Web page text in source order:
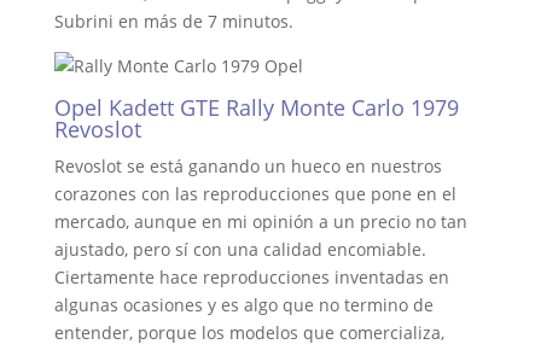
Subrini en más de 7 minutos.
Opel Kadett GTE Rally Monte Carlo 1979
Revoslot
Revoslot se está ganando un hueco en nuestros
corazones con las reproducciones que pone en el
mercado, aunque en mi opinión a un precio no tan
ajustado, pero sí con una calidad encomiable.
Ciertamente hace reproducciones inventadas en
algunas ocasiones y es algo que no termino de
entender, porque los modelos que comercializa,